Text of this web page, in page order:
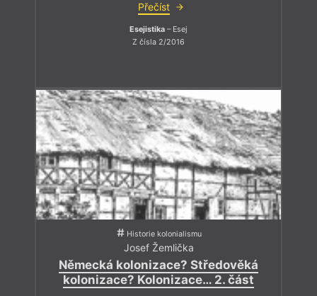
Přečíst
Esejistika – Esej
Z čísla 2/2016
Historie kolonialismu
Josef Žemlička
Německá kolonizace? Středověká
kolonizace? Kolonizace… 2. část